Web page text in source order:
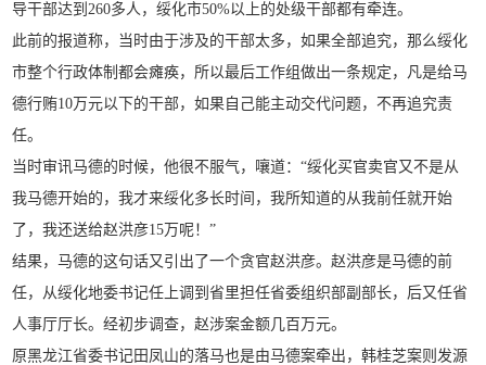
导干部达到260多人，绥化市50%以上的处级干部都有牵连。
此前的报道称，当时由于涉及的干部太多，如果全部追究，那么绥化
市整个行政体制都会瘫痪，所以最后工作组做出一条规定，凡是给马
德行贿10万元以下的干部，如果自己能主动交代问题，不再追究责
任。
当时审讯马德的时候，他很不服气，嚷道：“绥化买官卖官又不是从
我马德开始的，我才来绥化多长时间，我所知道的从我前任就开始
了，我还送给赵洪彦15万呢！”
结果，马德的这句话又引出了一个贪官赵洪彦。赵洪彦是马德的前
任，从绥化地委书记任上调到省里担任省委组织部副部长，后又任省
人事厅厅长。经初步调查，赵涉案金额几百万元。
原黑龙江省委书记田凤山的落马也是由马德案牵出，韩桂芝案则发源